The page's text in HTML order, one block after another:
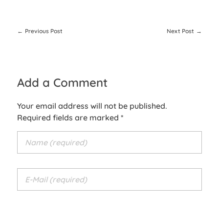
Previous Post Next Post
Add a Comment
Your email address will not be published.
Required fields are marked *